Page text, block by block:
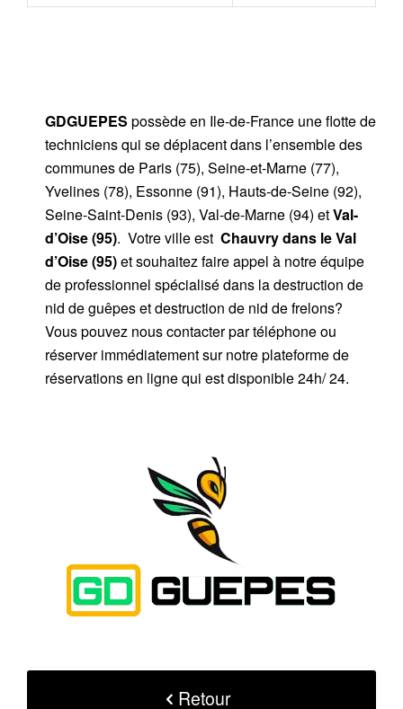
GDGUEPES possède en Ile-de-France une flotte de
techniciens qui se déplacent dans l’ensemble des
communes de Paris (75), Seine-et-Marne (77),
Yvelines (78), Essonne (91), Hauts-de-Seine (92),
Seine-Saint-Denis (93), Val-de-Marne (94) etVal-
d’Oise (95). Votre ville est Chauvry dans le Val
d’Oise (95)et souhaitez faire appel à notre équipe
de professionnel spécialisé dans la destruction de
nid de guêpes et destruction de nid de frelons?
Vous pouvez nous contacter par téléphone ou
réserver immédiatement sur notre plateforme de
réservations en ligne qui est disponible 24h/ 24.
Retour